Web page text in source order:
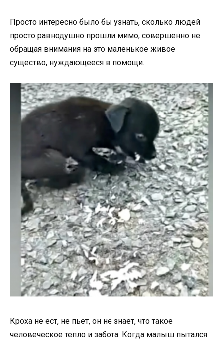
Просто интересно было бы узнать, сколько людей
просто равнодушно прошли мимо, совершенно не
обращая внимания на это маленькое живое
существо, нуждающееся в помощи.
Кроха не ест, не пьет, он не знает, что такое
человеческое тепло и забота. Когда малыш пытался